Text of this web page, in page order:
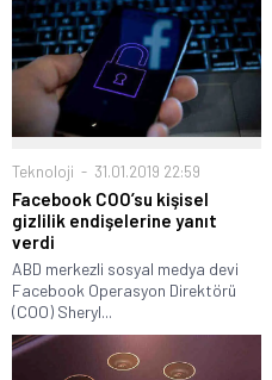
Teknoloji 31.01.2019 22:59
Facebook COO’su kişisel
gizlilik endişelerine yanıt
verdi
ABD merkezli sosyal medya devi
Facebook Operasyon Direktörü
(COO) Sheryl...